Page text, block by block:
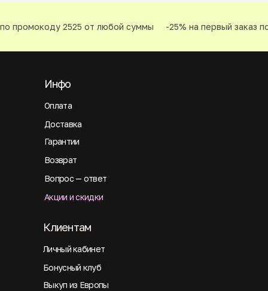
промокоду 2525 от любой суммы -25% на первый заказ
Оплата
Инфо
Доставка
Гарантии
Возврат
Вопрос — ответ
Акции и скидки
Личный кабинет
Клиентам
Бонусный клуб
Выкуп из Европы